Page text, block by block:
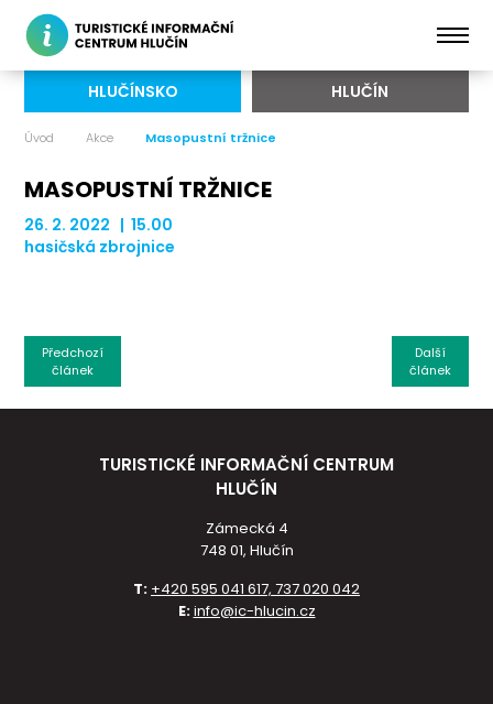
HLUČÍNSKO HLUČÍN
Úvod Akce Masopustní tržnice
MASOPUSTNÍ TRŽNICE
26. 2. 2022 | 15.00
hasičská zbrojnice
Další
článek
Předchozí
článek
TURISTICKÉ INFORMAČNÍ CENTRUM
HLUČÍN
Zámecká 4
748 01, Hlučín
T: +420 595 041 617, 737 020 042
E:info@ic-hlucin.cz